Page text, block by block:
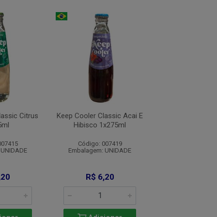
Citrus
Keep Cooler Classic Acai E
Hibisco 1x275ml
Código: 007419
Embalagem: UNIDADE
R$ 6,20